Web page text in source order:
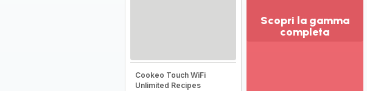
Cookeo Touch WiFi
Unlimited Recipes
Scopri la gamma
completa